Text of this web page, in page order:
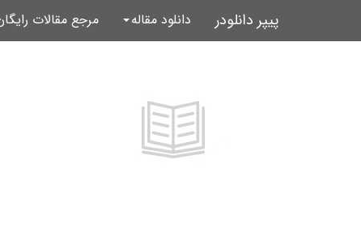
پیپر دانلودر دانلود مقاله مرجع مقالات